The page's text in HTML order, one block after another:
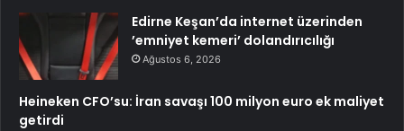
Edirne Keşan’da internet üzerinden
’emniyet kemeri’ dolandırıcılığı
Ağustos 6, 2026
Heineken CFO’su: İran savaşı 100 milyon euro ek maliyet
getirdi